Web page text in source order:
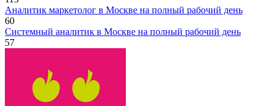
Аналитик маркетолог в Москве на полный рабочий день
60
Системный аналитик в Москве на полный рабочий день
57